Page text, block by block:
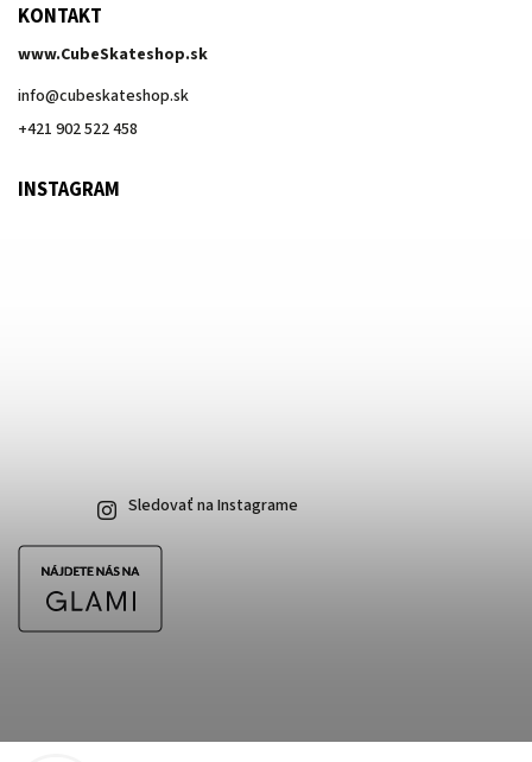
KONTAKT
www.CubeSkateshop.sk
info@cubeskateshop.sk
+421 902 522 458
INSTAGRAM
Sledovať na Instagrame